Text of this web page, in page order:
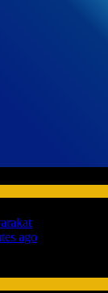
ago